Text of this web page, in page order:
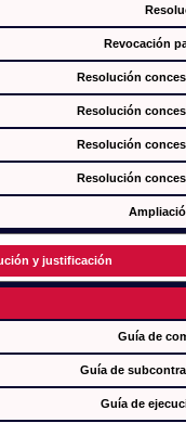
Revocación
Resolución
Resolución
Resolución
Resolución
y justificación
Guía de
Guía de
Guía de